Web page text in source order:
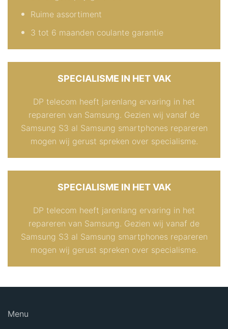
Ruime assortiment
3 tot 6 maanden coulante garantie
SPECIALISME IN HET VAK
DP telecom heeft jarenlang ervaring in het
repareren van Samsung. Gezien wij vanaf de
Samsung S3 al Samsung smartphones repareren
mogen wij gerust spreken over specialisme.
SPECIALISME IN HET VAK
DP telecom heeft jarenlang ervaring in het
repareren van Samsung. Gezien wij vanaf de
Samsung S3 al Samsung smartphones repareren
mogen wij gerust spreken over specialisme.
Menu